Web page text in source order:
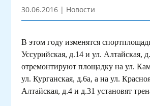
30.06.2016 | Новости
В этом году изменятся
Уссурийская, д.14 и ул. Алтайская,
отремонтируют площадку на ул.
ул. Курганская, д.6а, а на ул.
Алтайская, д.4 и д.31 установят